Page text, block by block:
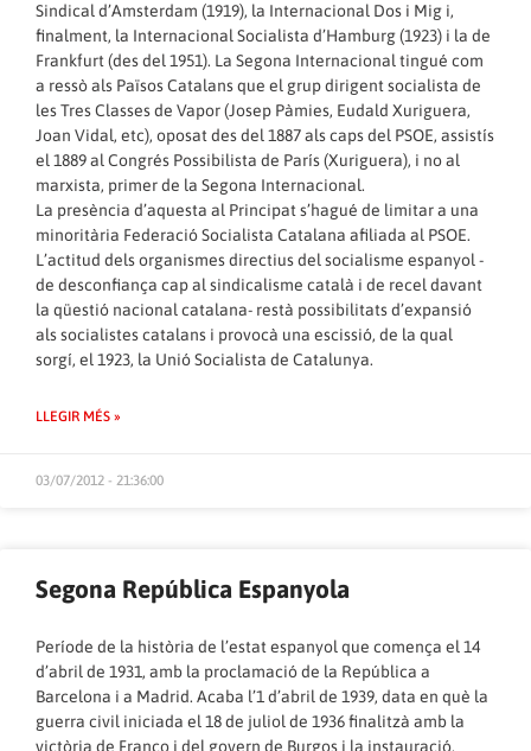
Sindical d’Amsterdam (1919), la Internacional Dos i Mig i,
finalment, la Internacional Socialista d’Hamburg (1923) i la de
Frankfurt (des del 1951). La Segona Internacional tingué com
a ressò als Països Catalans que el grup dirigent socialista de
les Tres Classes de Vapor (Josep Pàmies, Eudald Xuriguera,
Joan Vidal, etc), oposat des del 1887 als caps del PSOE, assistís
el 1889 al Congrés Possibilista de París (Xuriguera), i no al
marxista, primer de la Segona Internacional.
La presència d’aquesta al Principat s’hagué de limitar a una
minoritària Federació Socialista Catalana afiliada al PSOE.
L’actitud dels organismes directius del socialisme espanyol -
de desconfiança cap al sindicalisme català i de recel davant
la qüestió nacional catalana- restà possibilitats d’expansió
als socialistes catalans i provocà una escissió, de la qual
sorgí, el 1923, la Unió Socialista de Catalunya.
LLEGIR MÉS »
03/07/2012 - 21:36:00
Segona República Espanyola
Període de la història de l’estat espanyol que comença el 14
d’abril de 1931, amb la proclamació de la República a
Barcelona i a Madrid. Acaba l’1 d’abril de 1939, data en què la
guerra civil iniciada el 18 de juliol de 1936 finalitzà amb la
victòria de Franco i del govern de Burgos i la instauració,